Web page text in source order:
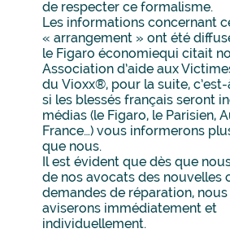
de respecter ce formalisme.
Les informations concernant
« arrangement » ont été
le Figaro économiequi citait
Association d’aide aux
du Vioxx®, pour la suite,
si les blessés français seront
médias (le Figaro, le Parisien,
France…) vous informerons
que nous.
Il est évident que dès que
de nos avocats des nouvelles
demandes de réparation,
aviserons immédiatement et
individuellement.